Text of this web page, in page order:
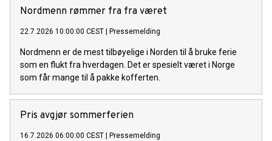
Nordmenn rømmer fra fra været
22.7.2026 10:00:00 CEST Pressemelding
Nordmenn er de mest tilbøyelige i Norden til å bruke ferie
som en flukt fra hverdagen. Det er spesielt været i Norge
som får mange til å pakke kofferten.
Pris avgjør sommerferien
16.7.2026 06:00:00 CEST Pressemelding